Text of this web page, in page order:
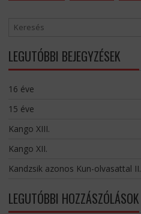
LEGUTÓBBI BEJEGYZÉSEK
16 éve
15 éve
Kango XIII.
Kango XII.
Kandzsik azonos Kun-olvasattal II.
LEGUTÓBBI HOZZÁSZÓLÁSOK